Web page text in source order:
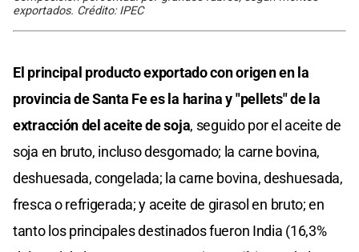
exportados. Crédito: IPEC
El principal producto exportado con origen en la
provincia de Santa Fe es la harina y "pellets" de la
extracción del aceite de soja, seguido por el aceite de
soja en bruto, incluso desgomado; la carne bovina,
deshuesada, congelada; la carne bovina, deshuesada,
fresca o refrigerada; y aceite de girasol en bruto; en
tanto los principales destinados fueron India (16,3%